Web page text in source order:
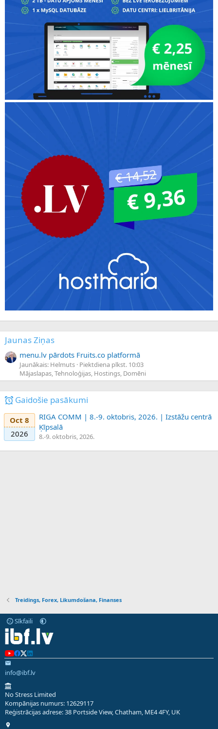
Jaunas Ziņas
menu.lv pārdots Fruits.co platformā
Jaunākais: Helmuts Piektdiena plkst. 10:03
Mājaslapas, Tehnoloģijas, Hostings, Domēni
Gaidošie pasākumi
Oct 8
2026
RIGA COMM | 8.-9. oktobris, 2026. | Izstāžu centrā
Ķīpsalā
8.-9. oktobris, 2026.
Treidings, Forex, Likumdošana, Finanses
Sīkfaili
info@ibf.lv
No Stress Limited
Kompānijas numurs: 12629117
Reģistrācijas adrese: 38 Portside View, Chatham, ME4 4FY, UK